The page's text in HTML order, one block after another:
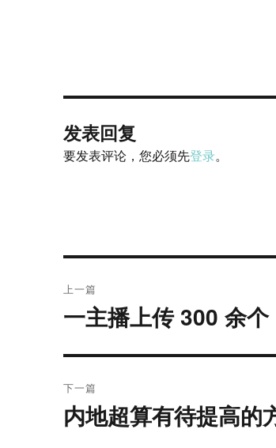
发表回复
要发表评论，您必须先登录。
上一篇
上
文
一主播上传 300 余
下一篇
下
篇
内地超算有待提高的